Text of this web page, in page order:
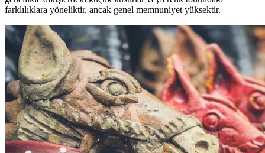
farklılıklara yöneliktir, ancak genel memnuniyet yüksektir.